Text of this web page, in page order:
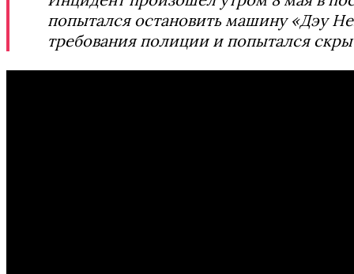
попытался остановить машину «Дэу
требования полиции и попытался